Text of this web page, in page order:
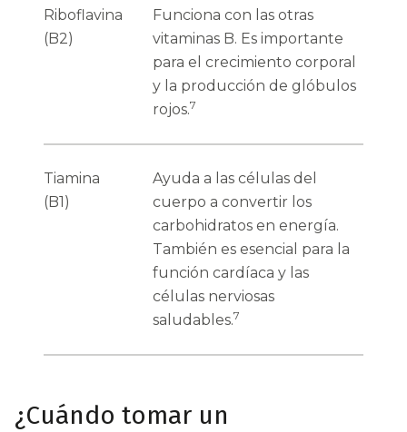
Riboflavina
(B2)
Funciona con las otras
vitaminas B. Es importante
para el crecimiento corporal
y la producción de glóbulos
rojos.7
Tiamina
(B1)
Ayuda a las células del
cuerpo a convertir los
carbohidratos en energía.
También es esencial para la
función cardíaca y las
células nerviosas
saludables.7
¿Cuándo tomar un